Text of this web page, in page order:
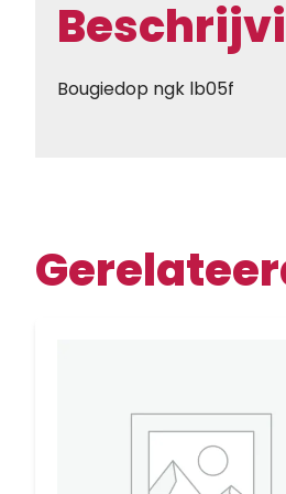
Bougiedop ngk lb05f